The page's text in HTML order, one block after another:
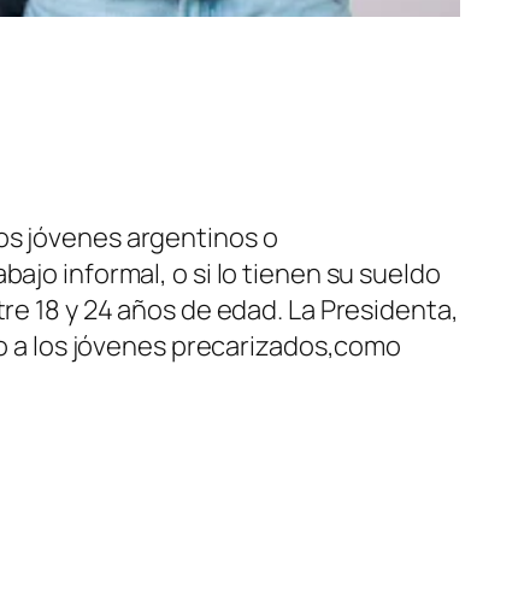
jóvenes argentinos o
informal, o si lo tienen su sueldo
18 y 24 años de edad. La Presidenta,
a los jóvenes precarizados,como